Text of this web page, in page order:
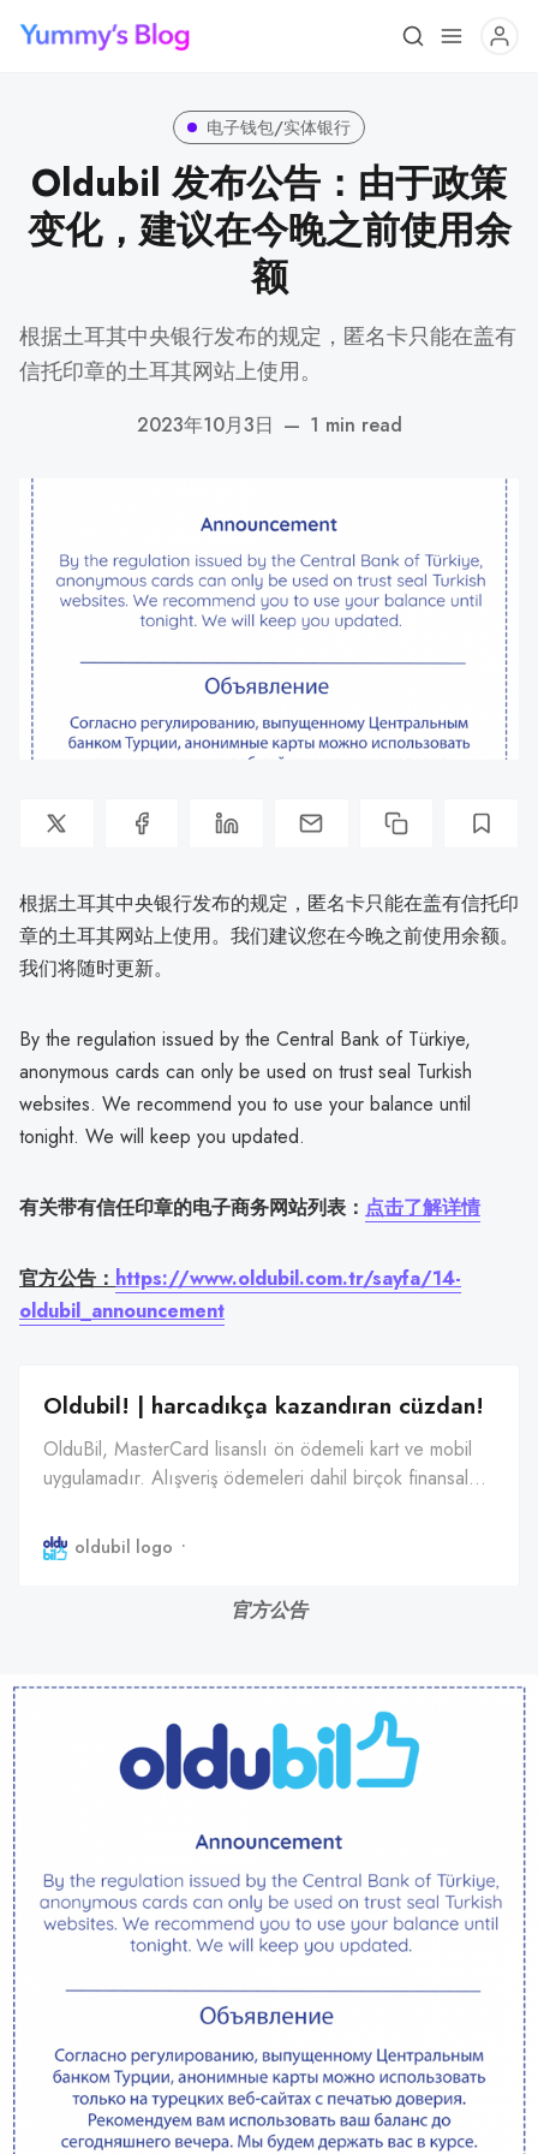
电子钱包/实体银行
Oldubil 发布公告：由于政策
变化，建议在今晚之前使用余
额
根据土耳其中央银行发布的规定，匿名卡只能在盖有
信托印章的土耳其网站上使用。
2023年10月3日 — 1 min read
根据土耳其中央银行发布的规定，匿名卡只能在盖有信托印
章的土耳其网站上使用。我们建议您在今晚之前使用余额。
我们将随时更新。
By the regulation issued by the Central Bank of Türkiye,
anonymous cards can only be used on trust seal Turkish
websites. We recommend you to use your balance until
tonight. We will keep you updated.
有关带有信任印章的电子商务网站列表： 点击了解详情
官方公告： https://www.oldubil.com.tr/sayfa/14-
oldubil_announcement
Oldubil! | harcadıkça kazandıran cüzdan!
OlduBil, MasterCard lisanslı ön ödemeli kart ve mobil
uygulamadır. Alışveriş ödemeleri dahil birçok finansal
tek bir platformdan yapmanı sağlar.
oldubil logo
官方公告